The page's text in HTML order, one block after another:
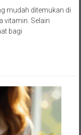
mudah ditemukan di
vitamin. Selain
bagi